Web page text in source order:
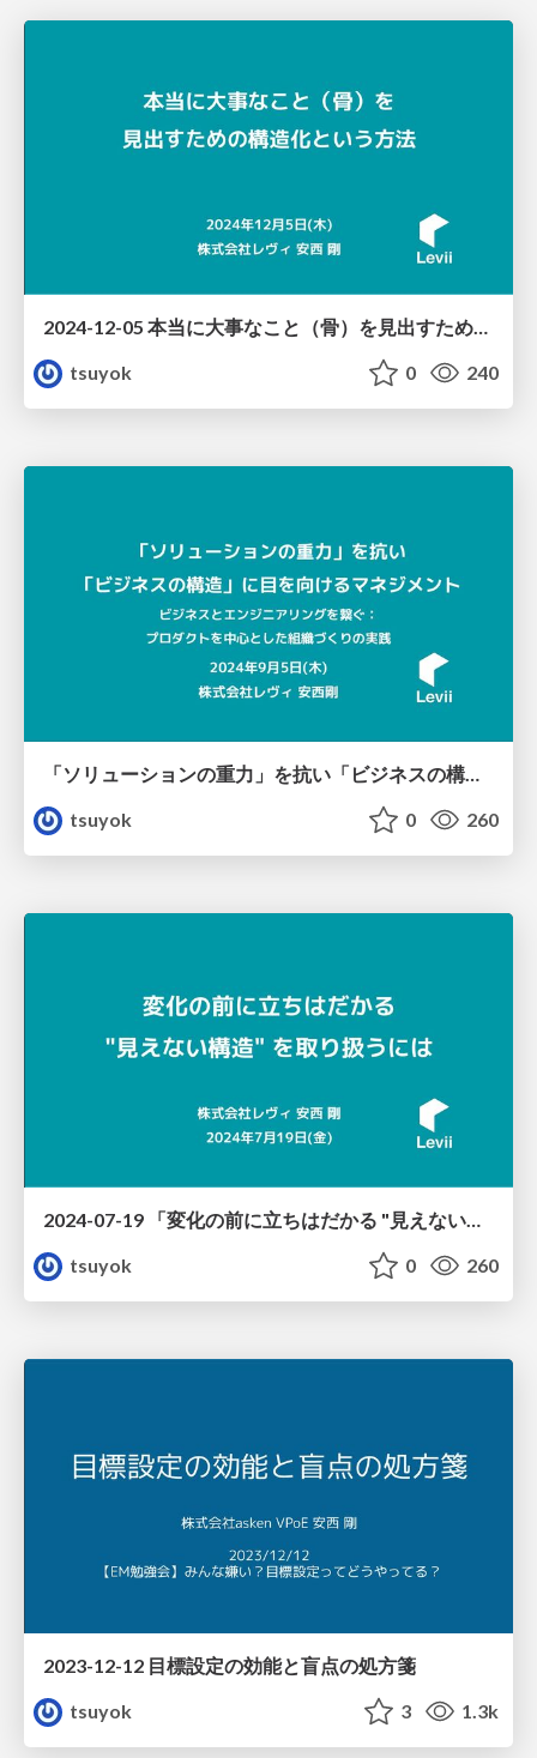
2024-12-05 本当に大事なこと（骨）を見出すための構造化という方法
tsuyok
0 240
tsuyok
0 260
2024-07-19 「変化の前に立ちはだかる "見えない構造" を取り扱うには」
tsuyok
0 260
2023-12-12 目標設定の効能と盲点の処方箋
tsuyok
3 1.3k